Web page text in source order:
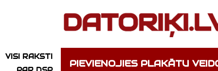
VISI RAKSTI
PIEVIENOJIES PLAKĀTU